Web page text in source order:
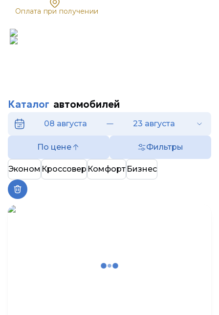
Oплата при получении
Каталог автомобилей
08 августа 23 августа
По цене Фильтры
Эконом Кроссовер Комфорт Бизнес